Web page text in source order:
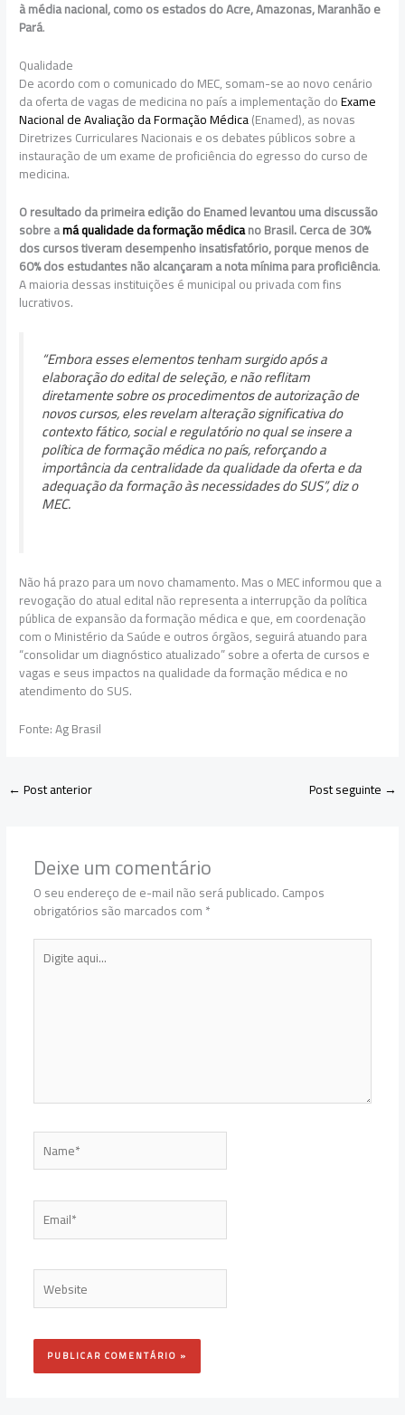
à média nacional, como os estados do Acre, Amazonas, Maranhão e
Pará.
Qualidade
De acordo com o comunicado do MEC, somam-se ao novo cenário
da oferta de vagas de medicina no país a implementação doExame
Nacional de Avaliação da Formação Médica(Enamed), as novas
Diretrizes Curriculares Nacionais e os debates públicos sobre a
instauração de um exame de proficiência do egresso do curso de
medicina.
O resultado da primeira edição do Enamed levantou uma discussão
sobre amá qualidade da formação médicano Brasil. Cerca de 30%
dos cursos tiveram desempenho insatisfatório, porque menos de
60% dos estudantes não alcançaram a nota mínima para proficiência.
A maioria dessas instituições é municipal ou privada com fins
lucrativos.
“Embora esses elementos tenham surgido após a
elaboração do edital de seleção, e não reflitam
diretamente sobre os procedimentos de autorização de
novos cursos, eles revelam alteração significativa do
contexto fático, social e regulatório no qual se insere a
política de formação médica no país, reforçando a
importância da centralidade da qualidade da oferta e da
adequação da formação às necessidades do SUS”, diz o
MEC.
Não há prazo para um novo chamamento. Mas o MEC informou que a
revogação do atual edital não representa a interrupção da política
pública de expansão da formação médica e que, em coordenação
com o Ministério da Saúde e outros órgãos, seguirá atuando para
“consolidar um diagnóstico atualizado” sobre a oferta de cursos e
vagas e seus impactos na qualidade da formação médica e no
atendimento do SUS.
Fonte: Ag Brasil
←Post anterior Post seguinte →
Deixe um comentário
O seu endereço de e-mail não será publicado.Campos
obrigatórios são marcados com*
Digite
aqui...
Name*
Email*
Website